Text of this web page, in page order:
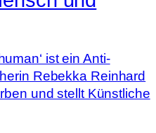
ist ein Anti-
Rebekka Reinhard
und stellt Künstliche